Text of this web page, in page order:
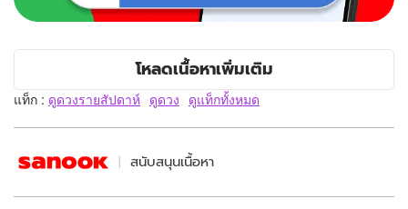
โหลดเนื้อหาเพิ่มเติม
แท็ก : ดูดวงรายสัปดาห์ ดูดวง ดูแท็กทั้งหมด
สนับสนุนเนื้อหา